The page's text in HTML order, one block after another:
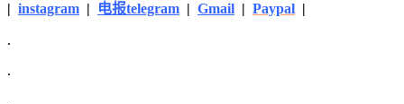
| instagram | 电报telegram | Gmail | Paypal |
.
.